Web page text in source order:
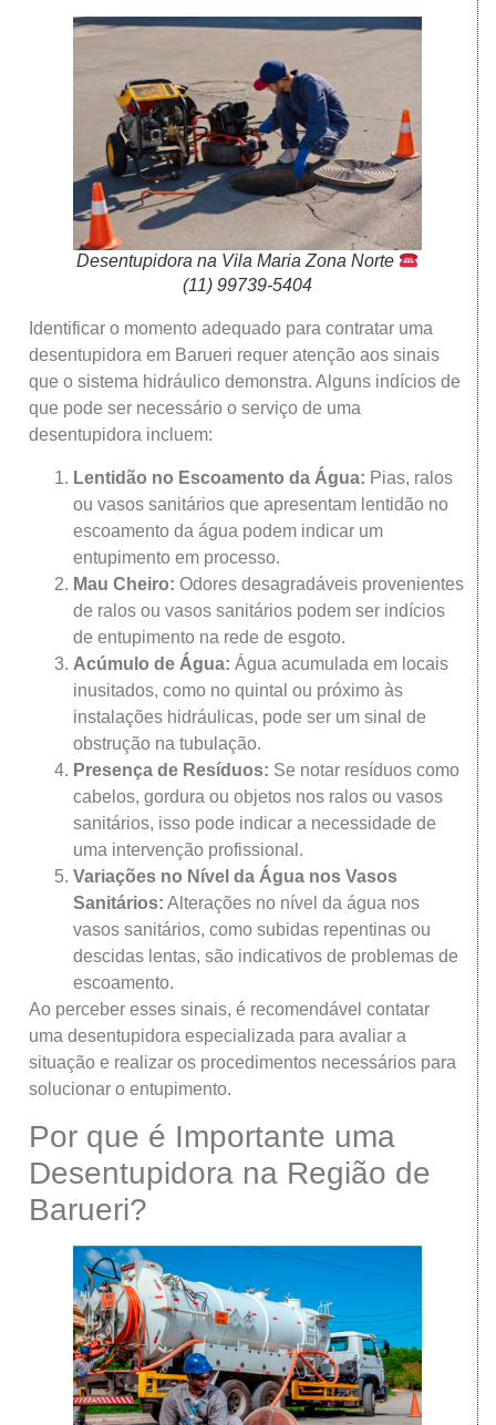
Desentupidora na Vila Maria Zona Norte
(11) 99739-5404
Identificar o momento adequado para contratar uma
desentupidora em Barueri requer atenção aos sinais
que o sistema hidráulico demonstra. Alguns indícios de
que pode ser necessário o serviço de uma
desentupidora incluem:
Lentidão no Escoamento da Água: Pias, ralos
ou vasos sanitários que apresentam lentidão no
escoamento da água podem indicar um
entupimento em processo.
Mau Cheiro: Odores desagradáveis provenientes
de ralos ou vasos sanitários podem ser indícios
de entupimento na rede de esgoto.
Acúmulo de Água: Água acumulada em locais
inusitados, como no quintal ou próximo às
instalações hidráulicas, pode ser um sinal de
obstrução na tubulação.
Presença de Resíduos: Se notar resíduos como
cabelos, gordura ou objetos nos ralos ou vasos
sanitários, isso pode indicar a necessidade de
uma intervenção profissional.
Variações no Nível da Água nos Vasos
Sanitários: Alterações no nível da água nos
vasos sanitários, como subidas repentinas ou
descidas lentas, são indicativos de problemas de
escoamento.
Ao perceber esses sinais, é recomendável contatar
uma desentupidora especializada para avaliar a
situação e realizar os procedimentos necessários para
solucionar o entupimento.
Por que é Importante uma
Desentupidora na Região de
Barueri?